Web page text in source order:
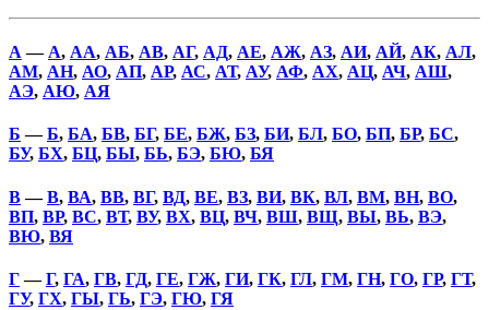
А — А, АА, АБ, АВ, АГ, АД, АЕ, АЖ, АЗ, АИ, АЙ, АК, АЛ,
АМ, АН, АО, АП, АР, АС, АТ, АУ, АФ, АХ, АЦ, АЧ, АШ,
АЭ, АЮ, АЯ
Б —Б, БА, БВ, БГ, БЕ, БЖ, БЗ, БИ, БЛ, БО, БП, БР, БС,
БУ, БХ, БЦ, БЫ, БЬ, БЭ, БЮ, БЯ
В—В, ВА, ВВ, ВГ, ВД, ВЕ, ВЗ, ВИ, ВК, ВЛ, ВМ, ВН, ВО,
ВП, ВР, ВС, ВТ, ВУ, ВХ, ВЦ, ВЧ, ВШ, ВЩ, ВЫ, ВЬ, ВЭ,
ВЮ, ВЯ
Г—Г, ГА, ГВ, ГД, ГЕ, ГЖ, ГИ, ГК, ГЛ, ГМ, ГН, ГО, ГР, ГТ,
ГУ, ГХ, ГЫ, ГЬ, ГЭ, ГЮ, ГЯ